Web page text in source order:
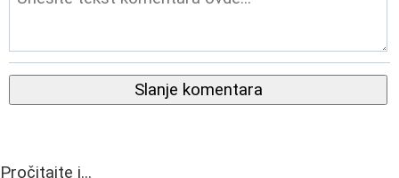
Slanje komentara
Pročitajte i...